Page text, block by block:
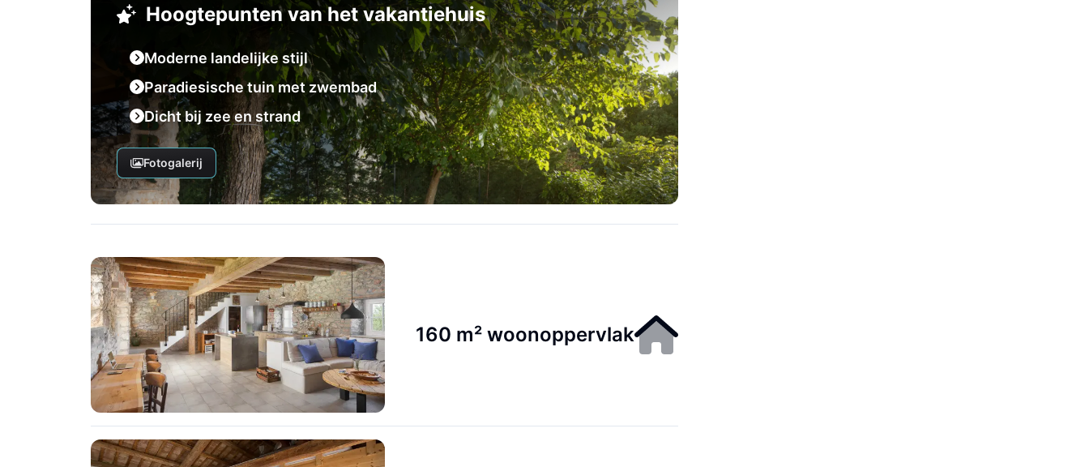
Hoogtepunten van het vakantiehuis
Moderne landelijke stijl
Paradiesische tuin met zwembad
Dicht bij zee en strand
Fotogalerij
160 m² woonoppervlak